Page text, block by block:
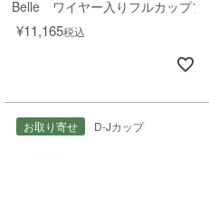
Belle ワイヤー入りフルカップブ
¥11,165税込
お取り寄せ D-Jカップ